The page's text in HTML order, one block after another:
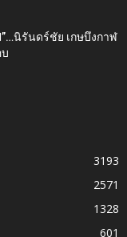
นิรันดร์ชัย เกษบึงกาฬ
3193
2571
1328
601